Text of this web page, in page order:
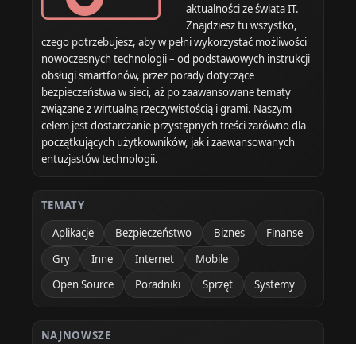
aktualności ze świata IT.
Znajdziesz tu wszystko,
czego potrzebujesz, aby w pełni wykorzystać możliwości
nowoczesnych technologii – od podstawowych instrukcji
obsługi smartfonów, przez porady dotyczące
bezpieczeństwa w sieci, aż po zaawansowane tematy
związane z wirtualną rzeczywistością i grami. Naszym
celem jest dostarczanie przystępnych treści zarówno dla
początkujących użytkowników, jak i zaawansowanych
entuzjastów technologii.
TEMATY
Aplikacje
Bezpieczeństwo Biznes
Finanse
Gry
Inne Internet
Mobile
Open Source
Poradniki Sprzęt Systemy
NAJNOWSZE